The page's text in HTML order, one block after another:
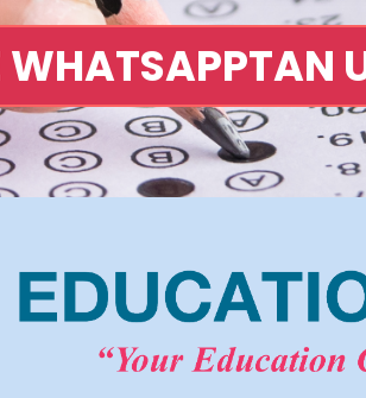
WHATSAPPTAN